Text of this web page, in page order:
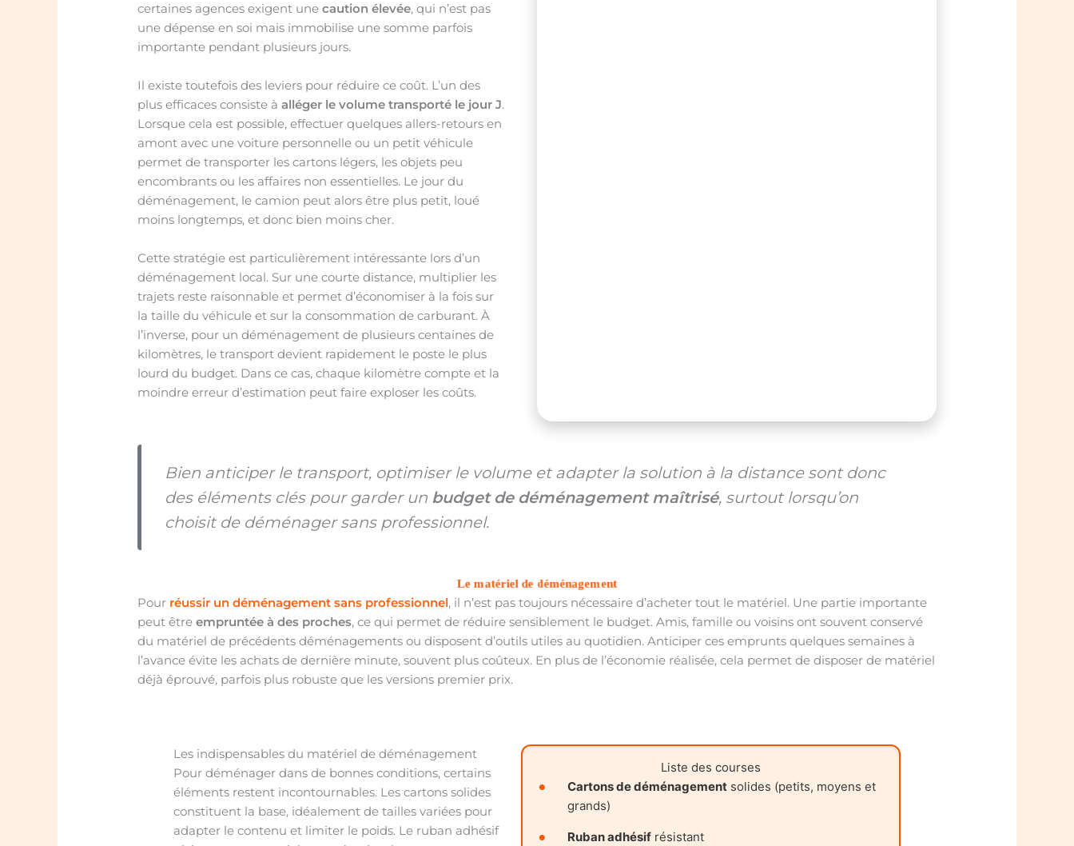
certaines agences exigent unecaution élevée, qui n’est pas
une dépense en soi mais immobilise une somme parfois
importante pendant plusieurs jours.
Il existe toutefois des leviers pour réduire ce coût. L’un des
plus efficaces consiste àalléger le volume transporté le jour J.
Lorsque cela est possible, effectuer quelques allers-retours en
amont avec une voiture personnelle ou un petit véhicule
permet de transporter les cartons légers, les objets peu
encombrants ou les affaires non essentielles. Le jour du
déménagement, le camion peut alors être plus petit, loué
moins longtemps, et donc bien moins cher.
Cette stratégie est particulièrement intéressante lors d’un
déménagement local. Sur une courte distance, multiplier les
trajets reste raisonnable et permet d’économiser à la fois sur
la taille du véhicule et sur la consommation de carburant. À
l’inverse, pour un déménagement de plusieurs centaines de
kilomètres, le transport devient rapidement le poste le plus
lourd du budget. Dans ce cas, chaque kilomètre compte et la
moindre erreur d’estimation peut faire exploser les coûts.
Bien anticiper le transport, optimiser le volume et adapter la solution à la distance sont donc
des éléments clés pour garder un budget de déménagement maîtrisé, surtout lorsqu’on
choisit de déménager sans professionnel.
Le matériel de déménagement
Pour réussir un déménagement sans professionnel, il n’est pas toujours nécessaire d’acheter tout le matériel. Une partie importante
peut êtreempruntée à des proches, ce qui permet de réduire sensiblement le budget. Amis, famille ou voisins ont souvent conservé
du matériel de précédents déménagements ou disposent d’outils utiles au quotidien. Anticiper ces emprunts quelques semaines à
l’avance évite les achats de dernière minute, souvent plus coûteux. En plus de l’économie réalisée, cela permet de disposer de matériel
déjà éprouvé, parfois plus robuste que les versions premier prix.
Les indispensables du matériel de déménagement
Pour déménager dans de bonnes conditions, certains
éléments restent incontournables. Les cartons solides
constituent la base, idéalement de tailles variées pour
adapter le contenu et limiter le poids. Le ruban adhésif
Liste des courses
Cartons de déménagementsolides (petits, moyens et
grands)
Ruban adhésifrésistant